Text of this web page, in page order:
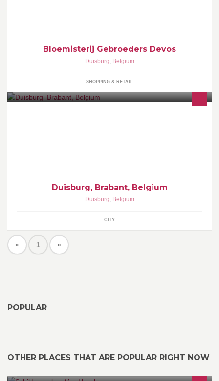
Bloemisterij Gebroeders Devos
Duisburg, Belgium
SHOPPING & RETAIL
Duisburg, Brabant, Belgium
Duisburg, Belgium
CITY
« 1 »
POPULAR
OTHER PLACES THAT ARE POPULAR RIGHT NOW